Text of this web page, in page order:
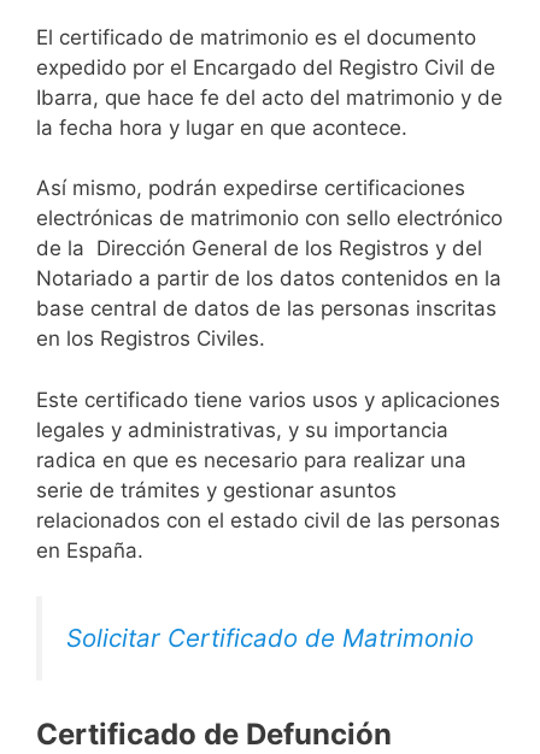
El certificado de matrimonio es el documento
expedido por el Encargado del Registro Civil de
Ibarra, que hace fe del acto del matrimonio y de
la fecha hora y lugar en que acontece.
Así mismo, podrán expedirse certificaciones
electrónicas de matrimonio con sello electrónico
de la Dirección General de los Registros y del
Notariado a partir de los datos contenidos en la
base central de datos de las personas inscritas
en los Registros Civiles.
Este certificado tiene varios usos y aplicaciones
legales y administrativas, y su importancia
radica en que es necesario para realizar una
serie de trámites y gestionar asuntos
relacionados con el estado civil de las personas
en España.
Solicitar Certificado de Matrimonio
Certificado de Defunción